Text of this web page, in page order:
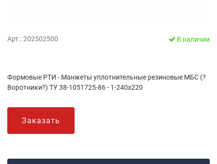
Арт.: 202502500 В наличии
Формовые РТИ - Манжеты уплотнительные резиновые МБС (?
Воротники?) ТУ 38-1051725-86 - 1-240х220
Заказать